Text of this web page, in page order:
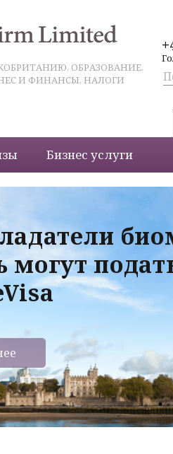
ОБРАЗОВАНИЕ,
И ФИНАНСЫ, НАЛОГИ
Бизнес услуги
могут